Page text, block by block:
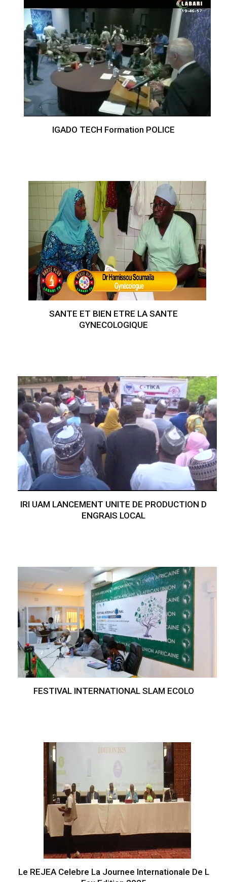
IGADO TECH Formation POLICE
SANTE ET BIEN ETRE LA SANTE
GYNECOLOGIQUE
IRI UAM LANCEMENT UNITE DE PRODUCTION D
ENGRAIS LOCAL
FESTIVAL INTERNATIONAL SLAM ECOLO
Le REJEA Celebre La Journee Internationale De L